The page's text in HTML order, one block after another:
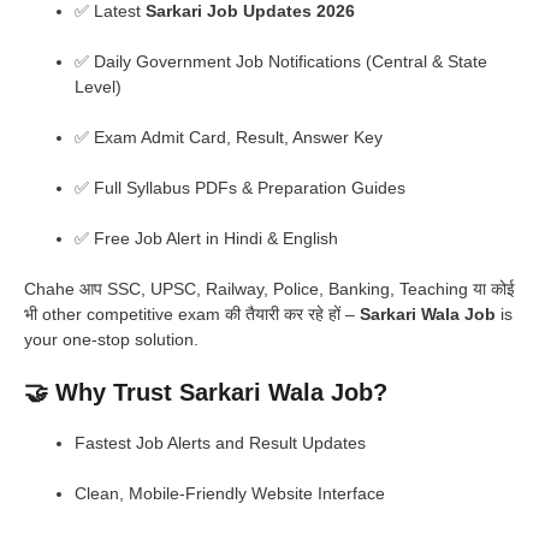
✅ Latest Sarkari Job Updates 2026
✅ Daily Government Job Notifications (Central & State
Level)
✅ Exam Admit Card, Result, Answer Key
✅ Full Syllabus PDFs & Preparation Guides
✅ Free Job Alert in Hindi & English
Chahe आप SSC, UPSC, Railway, Police, Banking, Teaching या कोई
भी other competitive exam की तैयारी कर रहे हों – Sarkari Wala Job is
your one-stop solution.
🤝 Why Trust Sarkari Wala Job?
Fastest Job Alerts and Result Updates
Clean, Mobile-Friendly Website Interface